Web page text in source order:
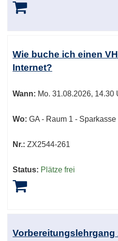
Wie buche ich einen
Internet?
Wann: Mo. 31.08.2026, 14.30
Wo: GA - Raum 1 -
Nr.: ZX2544-261
Status: Plätze frei